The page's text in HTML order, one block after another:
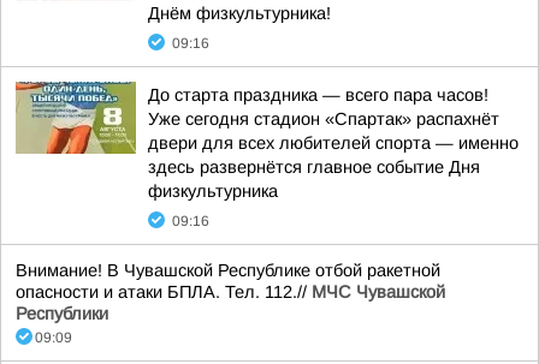
Днём физкультурника!
09:16
До старта праздника — всего пара часов!
Уже сегодня стадион «Спартак» распахнёт
двери для всех любителей спорта — именно
здесь развернётся главное событие Дня
физкультурника
09:16
Внимание! В Чувашской Республике отбой ракетной
опасности и атаки БПЛА. Тел. 112.// МЧС Чувашской
Республики
09:09